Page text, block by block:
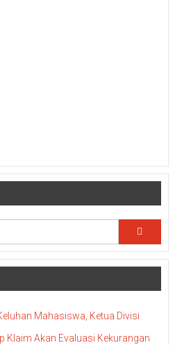
Mahasiswa, Ketua Divisi
Klaim Akan Evaluasi Kekurangan